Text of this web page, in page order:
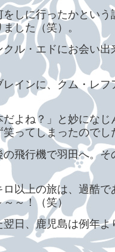
しに行ったかとい
した（笑）。
ル・エドにお会い
インに、クム・レ
だよね？」と妙にな
笑ってしまったのでし
の飛行機で羽田へ。
以上の旅は、過酷
～！（笑）
日、鹿児島は例年